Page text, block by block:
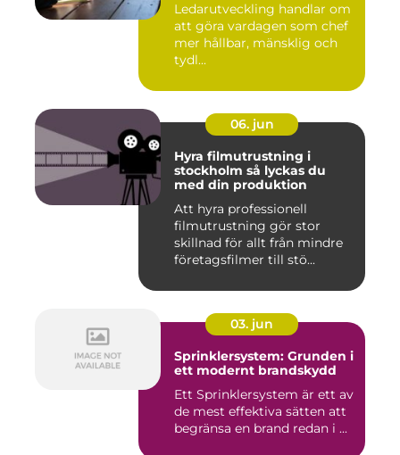
Ledarutveckling handlar om
att göra vardagen som chef
mer hållbar, mänsklig och
tydl...
06. jun
Hyra filmutrustning i
stockholm så lyckas du
med din produktion
Att hyra professionell
filmutrustning gör stor
skillnad för allt från mindre
företagsfilmer till stö...
03. jun
Sprinklersystem: Grunden i
ett modernt brandskydd
Ett Sprinklersystem är ett av
de mest effektiva sätten att
begränsa en brand redan i ...